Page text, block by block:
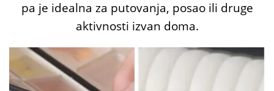
pa je idealna za putovanja, posao ili druge
aktivnosti izvan doma.